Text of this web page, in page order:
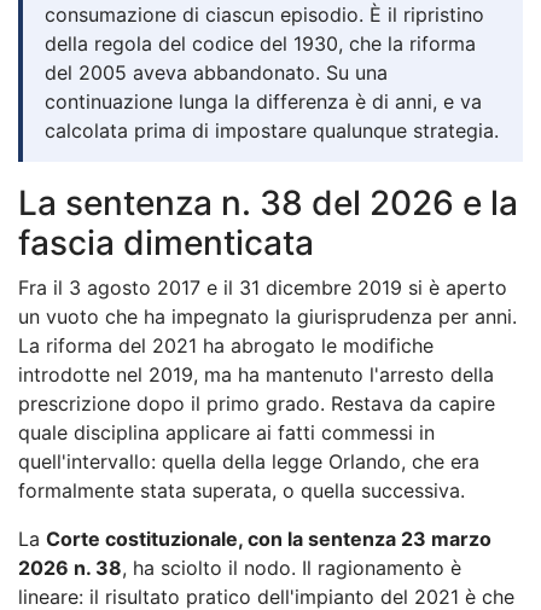
consumazione di ciascun episodio. È il ripristino
della regola del codice del 1930, che la riforma
del 2005 aveva abbandonato. Su una
continuazione lunga la differenza è di anni, e va
calcolata prima di impostare qualunque strategia.
La sentenza n. 38 del 2026 e la
fascia dimenticata
Fra il 3 agosto 2017 e il 31 dicembre 2019 si è aperto
un vuoto che ha impegnato la giurisprudenza per anni.
La riforma del 2021 ha abrogato le modifiche
introdotte nel 2019, ma ha mantenuto l'arresto della
prescrizione dopo il primo grado. Restava da capire
quale disciplina applicare ai fatti commessi in
quell'intervallo: quella della legge Orlando, che era
formalmente stata superata, o quella successiva.
La Corte costituzionale, con la sentenza 23 marzo
2026 n. 38, ha sciolto il nodo. Il ragionamento è
lineare: il risultato pratico dell'impianto del 2021 è che